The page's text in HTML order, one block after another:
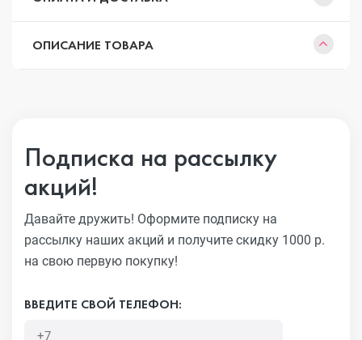
ОПИСАНИЕ ТОВАРА
Подписка на рассылку
акций!
Давайте дружить! Оформите подписку на
рассылку наших акций и получите скидку 1000 р.
на свою первую покупку!
ВВЕДИТЕ СВОЙ ТЕЛЕФОН: